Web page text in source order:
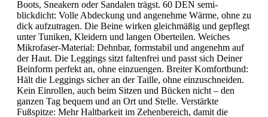
Boots, Sneakern oder Sandalen trägst. 60 DEN semi-
blickdicht: Volle Abdeckung und angenehme Wärme, ohne zu
dick aufzutragen. Die Beine wirken gleichmäßig und gepflegt
unter Tuniken, Kleidern und langen Oberteilen. Weiches
Mikrofaser-Material: Dehnbar, formstabil und angenehm auf
der Haut. Die Leggings sitzt faltenfrei und passt sich Deiner
Beinform perfekt an, ohne einzuengen. Breiter Komfortbund:
Hält die Leggings sicher an der Taille, ohne einzuschneiden.
Kein Einrollen, auch beim Sitzen und Bücken nicht – den
ganzen Tag bequem und an Ort und Stelle. Verstärkte
Fußspitze: Mehr Haltbarkeit im Zehenbereich, damit die